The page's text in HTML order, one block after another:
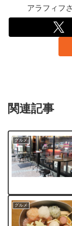
アラフィフ
関連記事
グルメ
グルメ